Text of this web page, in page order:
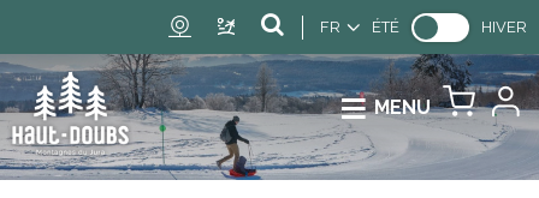
FR ÉTÉ HIVER
MENU